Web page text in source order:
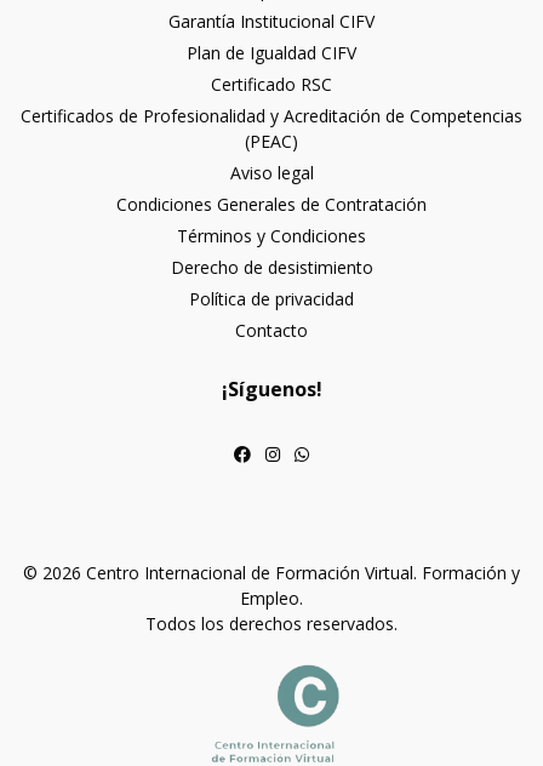
Garantía Institucional CIFV
Plan de Igualdad CIFV
Certificado RSC
Certificados de Profesionalidad y Acreditación de Competencias
(PEAC)
Aviso legal
Condiciones Generales de Contratación
Términos y Condiciones
Derecho de desistimiento
Política de privacidad
Contacto
¡Síguenos!
© 2026 Centro Internacional de Formación Virtual. Formación y
Empleo.
Todos los derechos reservados.